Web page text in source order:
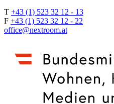
T +43 (1) 523 32 12 - 13
F +43 (1) 523 32 12 - 22
office@nextroom.at